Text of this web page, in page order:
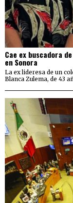
Cae ex buscadora
en Sonora
La ex lideresa de un
Blanca Zulema, de 43